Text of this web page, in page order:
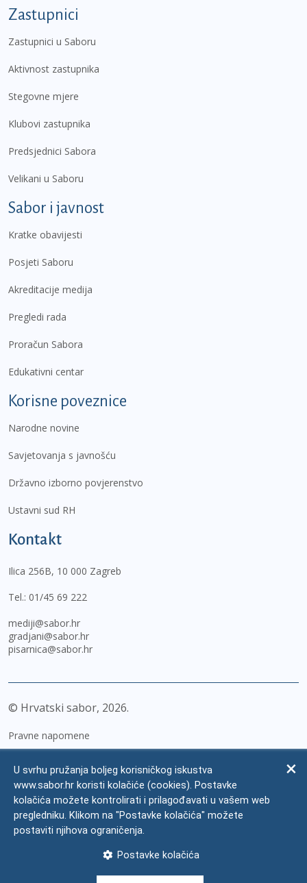
Zastupnici
Zastupnici u Saboru
Aktivnost zastupnika
Stegovne mjere
Klubovi zastupnika
Predsjednici Sabora
Velikani u Saboru
Sabor i javnost
Kratke obavijesti
Posjeti Saboru
Akreditacije medija
Pregledi rada
Proračun Sabora
Edukativni centar
Korisne poveznice
Narodne novine
Savjetovanja s javnošću
Državno izborno povjerenstvo
Ustavni sud RH
Kontakt
Ilica 256B, 10 000 Zagreb
Tel.: 01/45 69 222
mediji@sabor.hr
gradjani@sabor.hr
pisarnica@sabor.hr
© Hrvatski sabor, 2026
Pravne napomene
Zaštita osobnih podataka
Impressum
Česta pitanja
U svrhu pružanja boljeg korisničkog iskustva
www.sabor.hr koristi kolačiće (cookies). Postavke
kolačića možete kontrolirati i prilagođavati u vašem web
pregledniku. Klikom na "Postavke kolačića" možete
postaviti njihova ograničenja.
Postavke kolačića